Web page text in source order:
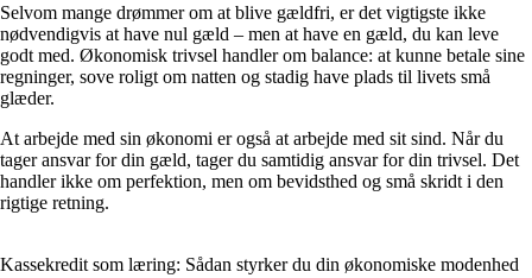
Selvom mange drømmer om at blive gældfri, er det vigtigste ikke
nødvendigvis at have nul gæld – men at have en gæld, du kan leve
godt med. Økonomisk trivsel handler om balance: at kunne betale sine
regninger, sove roligt om natten og stadig have plads til livets små
glæder.
At arbejde med sin økonomi er også at arbejde med sit sind. Når du
tager ansvar for din gæld, tager du samtidig ansvar for din trivsel. Det
handler ikke om perfektion, men om bevidsthed og små skridt i den
rigtige retning.
Kassekredit som læring: Sådan styrker du din økonomiske modenhed